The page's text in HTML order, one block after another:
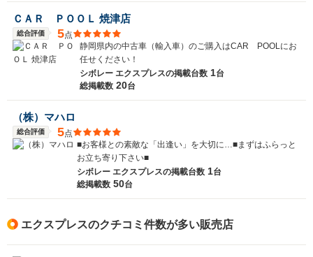
ＣＡＲ ＰＯＯＬ 焼津店
総合評価 5点
静岡県内の中古車（輸入車）のご購入はCAR POOLにお
任せください！
シボレー エクスプレスの掲載台数 1台
総掲載数 20台
（株）マハロ
総合評価 5点
■お客様との素敵な「出逢い」を大切に…■まずはふらっと
お立ち寄り下さい■
シボレー エクスプレスの掲載台数 1台
総掲載数 50台
エクスプレスのクチコミ件数が多い販売店